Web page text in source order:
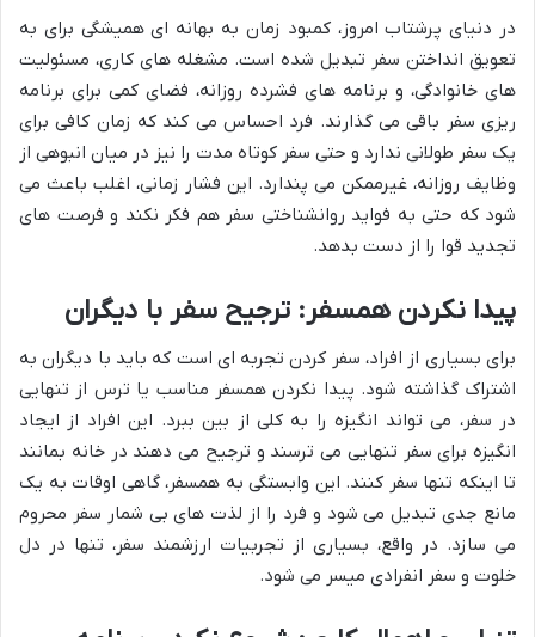
در دنیای پرشتاب امروز، کمبود زمان به بهانه ای همیشگی برای به
تعویق انداختن سفر تبدیل شده است. مشغله های کاری، مسئولیت
های خانوادگی، و برنامه های فشرده روزانه، فضای کمی برای برنامه
ریزی سفر باقی می گذارند. فرد احساس می کند که زمان کافی برای
یک سفر طولانی ندارد و حتی سفر کوتاه مدت را نیز در میان انبوهی از
وظایف روزانه، غیرممکن می پندارد. این فشار زمانی، اغلب باعث می
شود که حتی به فواید روانشناختی سفر هم فکر نکند و فرصت های
تجدید قوا را از دست بدهد.
پیدا نکردن همسفر: ترجیح سفر با دیگران
برای بسیاری از افراد، سفر کردن تجربه ای است که باید با دیگران به
اشتراک گذاشته شود. پیدا نکردن همسفر مناسب یا ترس از تنهایی
در سفر، می تواند انگیزه را به کلی از بین ببرد. این افراد از ایجاد
انگیزه برای سفر تنهایی می ترسند و ترجیح می دهند در خانه بمانند
تا اینکه تنها سفر کنند. این وابستگی به همسفر، گاهی اوقات به یک
مانع جدی تبدیل می شود و فرد را از لذت های بی شمار سفر محروم
می سازد. در واقع، بسیاری از تجربیات ارزشمند سفر، تنها در دل
خلوت و سفر انفرادی میسر می شود.